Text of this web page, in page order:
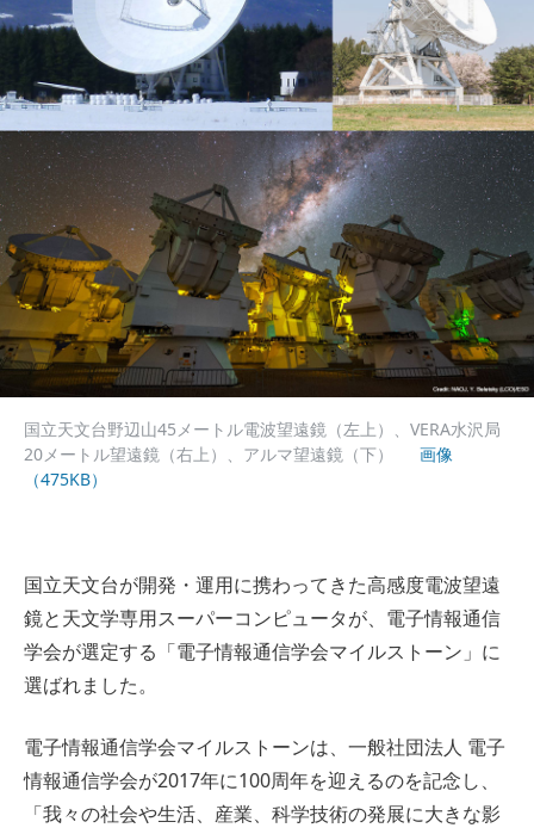
国立天文台野辺山45メートル電波望遠鏡（左上）、VERA水沢局
20メートル望遠鏡（右上）、アルマ望遠鏡（下）
画像
（475KB）
国立天文台が開発・運用に携わってきた高感度電波望遠
鏡と天文学専用スーパーコンピュータが、電子情報通信
学会が選定する「電子情報通信学会マイルストーン」に
選ばれました。
電子情報通信学会マイルストーンは、一般社団法人 電子
情報通信学会が2017年に100周年を迎えるのを記念し、
「我々の社会や生活、産業、科学技術の発展に大きな影